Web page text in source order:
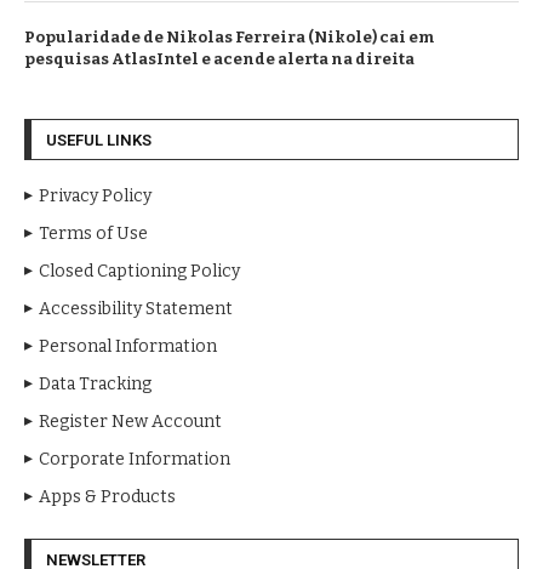
Popularidade de Nikolas Ferreira (Nikole) cai em
pesquisas AtlasIntel e acende alerta na direita
USEFUL LINKS
Privacy Policy
Terms of Use
Closed Captioning Policy
Accessibility Statement
Personal Information
Data Tracking
Register New Account
Corporate Information
Apps & Products
NEWSLETTER